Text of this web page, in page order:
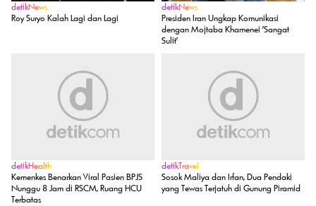
detikNews
Roy Suryo Kalah Lagi dan Lagi
detikNews
Presiden Iran Ungkap Komunikasi
dengan Mojtaba Khamenei 'Sangat
Sulit'
detikHealth
Kemenkes Benarkan Viral Pasien BPJS
Nunggu 8 Jam di RSCM, Ruang HCU
Terbatas
detikTravel
Sosok Maliya dan Irfan, Dua Pendaki
yang Tewas Terjatuh di Gunung Piramid